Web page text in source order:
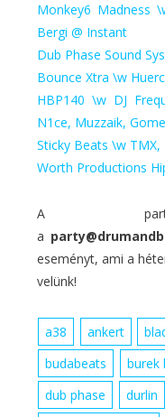
Monkey6 Madness
Bergi @ Instant
Dub Phase Sound
Bounce Xtra \w
HBP140 \w DJ
N1ce, Muzzaik,
Sticky Beats \w TMX,
Worth Productions
A party-
a
eseményt, ami a
velünk!
a38 ankert
budabeats
burek
dub phase
durlin